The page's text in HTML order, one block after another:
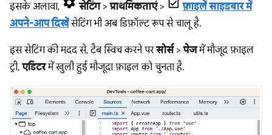
इसके अलावा, सेटिंग>प्राथमिकताएं>
फ़ाइलें साइडबार में
अपने-आप दिखेंसेटिंग भी अब डिफ़ॉल्ट रूप से चालू है.
इस सेटिंग की मदद से, टैब स्विच करने परसोर्स>पेजमें मौजूद फ़ाइल
ट्री, एडिटरमें खुली हुई मौजूदा फ़ाइल को चुनता है.